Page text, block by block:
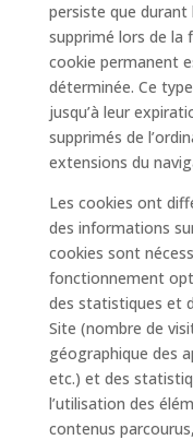
persiste que
supprimé lors de la
cookie permanent
déterminée. Ce
jusqu’à leur
supprimés de
extensions du
Les cookies ont
des informations
cookies sont
fonctionnement
des statistiques et
Site (nombre de
géographique des
etc.) et des
l’utilisation des
contenus